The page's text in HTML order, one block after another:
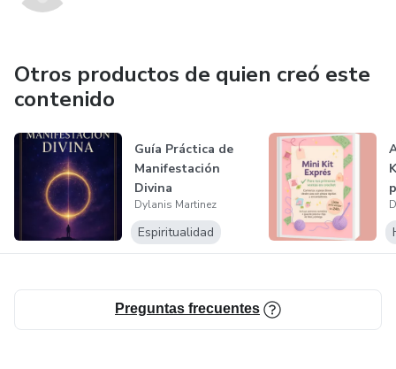
adulto.
Descubre cómo observar, ajustar y adaptar sin sentir que
3️⃣ Manejo de rabietas y crisis sin gritos ni castigos
Guía clara para actuar antes, durante y después de una
crisis, acompañando desde la calma y el respeto.
Otros productos de quien creó este
contenido
Guía Práctica de
Manifestación
Divina
Dylanis Martinez
Espiritualidad
Preguntas frecuentes